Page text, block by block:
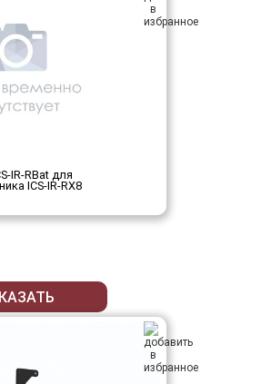
IR-RBat для
ICS-IR-RX8